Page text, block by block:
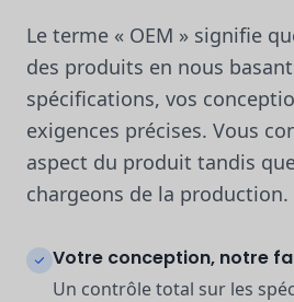
Le terme « OEM » signifie
des produits en nous
spécifications, vos
exigences précises. Vous
aspect du produit tandis
chargeons de la production.
Votre conception, notre
Un contrôle total sur les